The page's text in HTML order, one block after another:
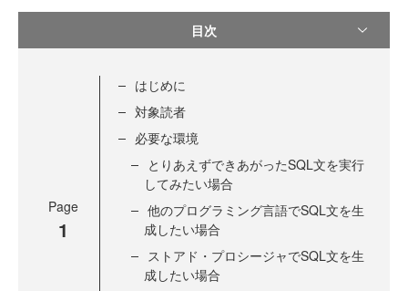
目次
Page
1
はじめに
対象読者
必要な環境
とりあえずできあがったSQL文を実行
してみたい場合
他のプログラミング言語でSQL文を生
成したい場合
ストアド・プロシージャでSQL文を生
成したい場合